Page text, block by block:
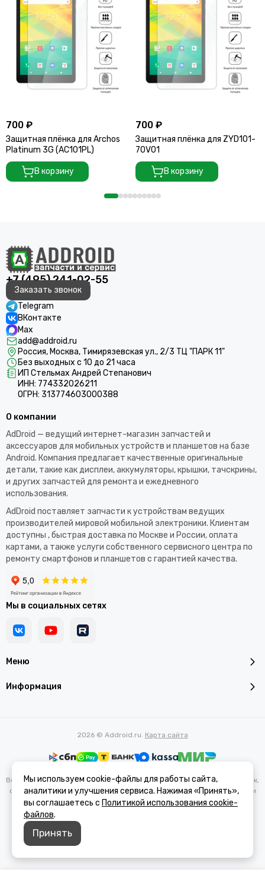
700 ₽
Защитная плёнка для Archos
Platinum 3G (AC101PL)
В корзину
700 ₽
Защитная плёнка для ZYD101-
70V01
В корзину
+7 (495) 241-02-55
Заказать звонок
Telegram
ВКонтакте
Max
add@addroid.ru
Россия, Москва, Тимирязевская ул., 2/3 ТЦ "ПАРК 11"
Без выходных с 10 до 21 часа
ИП Стельмах Андрей Степанович
ИНН: 774332026211
ОГРН: 313774603000388
Меню
Информация
О компании
AdDroid — ведущий интернет-магазин запчастей и
аксессуаров для мобильных устройств и планшетов на базе
Android. Компания предлагает качественные оригинальные
детали, такие как дисплеи, аккумуляторы, крышки, тачскрины,
и других запчастей для ремонта и ежедневного
использования.​
AdDroid поставляет запчасти к устройствам ведущих
производителей мировой мобильной электроники. Клиентам
доступны , быстрая доставка по Москве и России, оплата
картами, а также услуги собственного сервисного центра по
ремонту смартфонов и планшетов с гарантией качества.
Мы в социальных сетях
2026 © Addroid.ru. Карта сайта
Вся представленная на сайте информация, касающаяся характеристик,
стоимости товаров и услуг, носит информационный характер и ни при
каких условиях не является публичной офертой, определяемой
положениями Статьи 437(2) Гражданского кодекса РФ.
Мы используем cookie-файлы для работы сайта,
аналитики и улучшения сервиса. Нажимая «Принять»,
вы соглашаетесь с Политикой использования cookie-
файлов.
Принять